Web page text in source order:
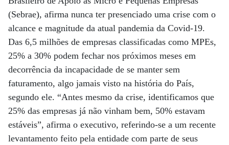
(Sebrae), afirma nunca ter presenciado uma crise com o
alcance e magnitude da atual pandemia da Covid-19.
Das 6,5 milhões de empresas classificadas como MPEs,
25% a 30% podem fechar nos próximos meses em
decorrência da incapacidade de se manter sem
faturamento, algo jamais visto na história do País,
segundo ele. “Antes mesmo da crise, identificamos que
25% das empresas já não vinham bem, 50% estavam
estáveis”, afirma o executivo, referindo-se a um recente
levantamento feito pela entidade com parte de seus